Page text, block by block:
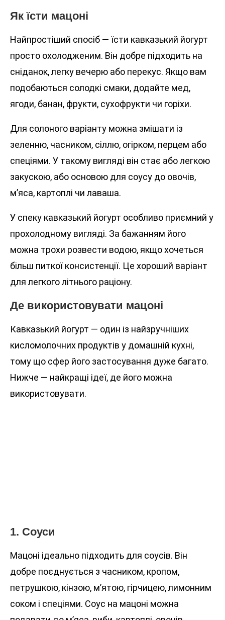
Як їсти мацоні
Найпростіший спосіб — їсти кавказький йогурт
просто охолодженим. Він добре підходить на
сніданок, легку вечерю або перекус. Якщо вам
подобаються солодкі смаки, додайте мед,
ягоди, банан, фрукти, сухофрукти чи горіхи.
Для солоного варіанту можна змішати із
зеленню, часником, сіллю, огірком, перцем або
спеціями. У такому вигляді він стає або легкою
закускою, або основою для соусу до овочів,
м’яса, картоплі чи лаваша.
У спеку кавказький йогурт особливо приємний у
прохолодному вигляді. За бажанням його
можна трохи розвести водою, якщо хочеться
більш питкої консистенції. Це хороший варіант
для легкого літнього раціону.
Де використовувати мацоні
Кавказький йогурт — один із найзручніших
кисломолочних продуктів у домашній кухні,
тому що сфер його застосування дуже багато.
Нижче — найкращі ідеї, де його можна
використовувати.
1. Соуси
Мацоні ідеально підходить для соусів. Він
добре поєднується з часником, кропом,
петрушкою, кінзою, м’ятою, гірчицею, лимонним
соком і спеціями. Соус на мацоні можна